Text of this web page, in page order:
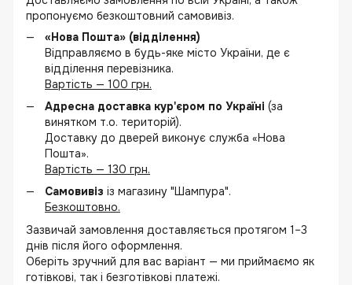
пропонуємо безкоштовний самовивіз.
«Нова Пошта» (відділення)
Відправляємо в будь-яке місто України, де є
відділення перевізника.
Вартість — 100 грн.
Адресна доставка кур'єром по Україні (за
винятком т.о. територій).
Доставку до дверей виконує служба «Нова
Пошта».
Вартість — 130 грн.
Самовивіз із магазину "Шампура".
Безкоштовно.
Зазвичай замовлення доставляється протягом 1–3
днів після його оформлення.
Оберіть зручний для вас варіант — ми приймаємо як
готівкові, так і безготівкові платежі.